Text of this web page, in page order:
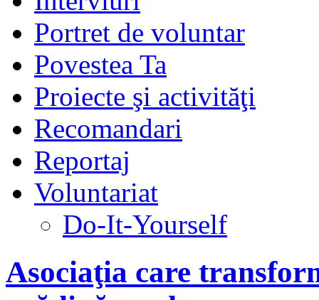
Portret de voluntar
Povestea Ta
Proiecte şi activităţi
Recomandari
Reportaj
Voluntariat
Do-It-Yourself
Asociaţia care